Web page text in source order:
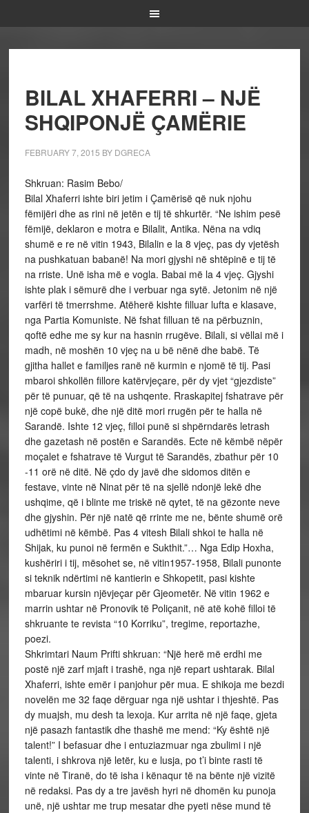
BILAL XHAFERRI – NJË
SHQIPONJË ÇAMËRIE
FEBRUARY 7, 2015 BY DGRECA
Shkruan: Rasim Bebo/
Bilal Xhaferri ishte biri jetim i Çamërisë që nuk njohu
fëmijëri dhe as rini në jetën e tij të shkurtër. “Ne ishim pesë
fëmijë, deklaron e motra e Bilalit, Antika. Nëna na vdiq
shumë e re në vitin 1943, Bilalin e la 8 vjeç, pas dy vjetësh
na pushkatuan babanë! Na mori gjyshi në shtëpinë e tij të
na rriste. Unë isha më e vogla. Babai më la 4 vjeç. Gjyshi
ishte plak i sëmurë dhe i verbuar nga sytë. Jetonim në një
varfëri të tmerrshme. Atëherë kishte filluar lufta e klasave,
nga Partia Komuniste. Në fshat filluan të na përbuznin,
qoftë edhe me sy kur na hasnin rrugëve. Bilali, si vëllai më i
madh, në moshën 10 vjeç na u bë nënë dhe babë. Të
gjitha hallet e familjes ranë në kurmin e njomë të tij. Pasi
mbaroi shkollën fillore katërvjeçare, për dy vjet “gjezdiste”
për të punuar, që të na ushqente. Rraskapitej fshatrave për
një copë bukë, dhe një ditë mori rrugën për te halla në
Sarandë. Ishte 12 vjeç, filloi punë si shpërndarës letrash
dhe gazetash në postën e Sarandës. Ecte në këmbë nëpër
moçalet e fshatrave të Vurgut të Sarandës, zbathur për 10
-11 orë në ditë. Në çdo dy javë dhe sidomos ditën e
festave, vinte në Ninat për të na sjellë ndonjë lekë dhe
ushqime, që i blinte me triskë në qytet, të na gëzonte neve
dhe gjyshin. Për një natë që rrinte me ne, bënte shumë orë
udhëtimi në këmbë. Pas 4 vitesh Bilali shkoi te halla në
Shijak, ku punoi në fermën e Sukthit.”… Nga Edip Hoxha,
kushëriri i tij, mësohet se, në vitin1957-1958, Bilali punonte
si teknik ndërtimi në kantierin e Shkopetit, pasi kishte
mbaruar kursin njëvjeçar për Gjeometër. Në vitin 1962 e
marrin ushtar në Pronovik të Poliçanit, në atë kohë filloi të
shkruante te revista “10 Korriku”, tregime, reportazhe,
poezi.
Shkrimtari Naum Prifti shkruan: “Një herë më erdhi me
postë një zarf mjaft i trashë, nga një repart ushtarak. Bilal
Xhaferri, ishte emër i panjohur për mua. E shikoja me bezdi
novelën me 32 faqe dërguar nga një ushtar i thjeshtë. Pas
dy muajsh, mu desh ta lexoja. Kur arrita në një faqe, gjeta
një pasazh fantastik dhe thashë me mend: “Ky është një
talent!” I befasuar dhe i entuziazmuar nga zbulimi i një
talenti, i shkrova një letër, ku e lusja, po t’i binte rasti të
vinte në Tiranë, do të isha i kënaqur të na bënte një vizitë
në redaksi. Pas dy a tre javësh hyri në dhomën ku punoja
unë, një ushtar me trup mesatar dhe pyeti nëse mund të